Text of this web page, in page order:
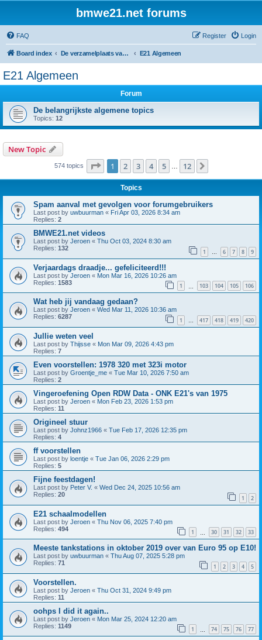
bmwe21.net forums
FAQ Login
Register
Board index De verzamelplaats van E21 fanaten der lage landen - Dutch forum E21 Algemeen
E21 Algemeen
Forum
De belangrijkste algemene topics
Topics: 12
New Topic
574 topics Page 1of 12
1 2 3 4 5 12
Topics
Spam aanval met gevolgen voor forumgebruikers
Last post by uwbuurman « Fri Apr 03, 2026 8:34 am
Replies: 2
BMWE21.net videos
Last post by Jeroen « Thu Oct 03, 2024 8:30 am
Replies: 132 1 … 6 7 8 9
Verjaardags draadje... gefeliciteerd!!!
Last post by Jeroen « Mon Mar 16, 2026 10:26 am
Replies: 1583 1 103 104 105 106
Wat heb jij vandaag gedaan?
Last post by Jeroen « Wed Mar 11, 2026 10:36 am
Replies: 6287 1 … 417 418 419 420
Jullie weten veel
Last post by Thijsse « Mon Mar 09, 2026 4:43 pm
Replies: 7
Even voorstellen: 1978 320 met 323i motor
Last post by Groentje_me « Tue Mar 10, 2026 7:50 am
Replies: 2
Vingeroefening Open RDW Data - ONK E21's van 1975
Last post by Jeroen « Mon Feb 23, 2026 1:53 pm
Replies: 11
Origineel stuur
Last post by Johnz1966 « Tue Feb 17, 2026 12:35 pm
Replies: 4
ff voorstellen
Last post by loentje « Tue Jan 06, 2026 2:29 pm
Replies: 5
Fijne feestdagen!
Last post by Peter V. « Wed Dec 24, 2025 10:56 am
Replies: 20 1 2
E21 schaalmodellen
Last post by Jeroen « Thu Nov 06, 2025 7:40 pm
Replies: 494 1 30 31 32 33
Meeste tankstations in oktober 2019 over van Euro 95 op E10!
Last post by uwbuurman « Thu Aug 07, 2025 5:28 pm
Replies: 71 1 2 3 4 5
Voorstellen.
Last post by Jeroen « Thu Oct 31, 2024 9:49 pm
Replies: 11
oohps I did it again..
Last post by Jeroen « Mon Mar 25, 2024 12:20 am
Replies: 1149 1 74 75 76 77